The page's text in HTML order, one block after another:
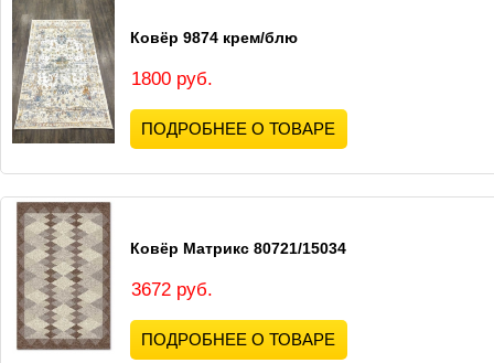
Ковёр 9874 крем/блю
1800 руб.
ПОДРОБНЕЕ О ТОВАРЕ
Ковёр Матрикс 80721/15034
3672 руб.
ПОДРОБНЕЕ О ТОВАРЕ